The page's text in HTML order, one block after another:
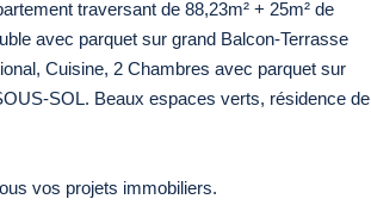
traversant de 88,23m² + 25m² de
avec parquet sur grand Balcon-Terrasse
Cuisine, 2 Chambres avec parquet sur
SOL. Beaux espaces verts, résidence de
vos projets immobiliers.